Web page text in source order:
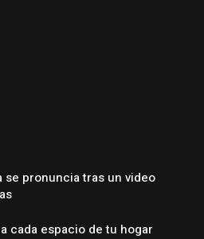
se pronuncia tras un video
cada espacio de tu hogar